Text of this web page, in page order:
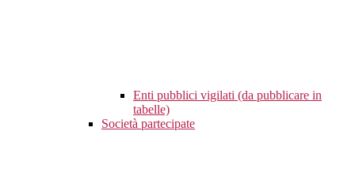
Enti pubblici vigilati (da pubblicare in
tabelle)
Società partecipate